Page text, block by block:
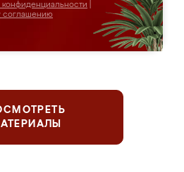
конфиденциальности
соглашению